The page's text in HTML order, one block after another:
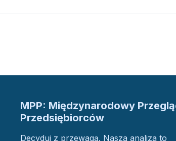
MPP: Międzynarodowy
Przedsiębiorców
Decyduj z przewagą. Nasza analiza to